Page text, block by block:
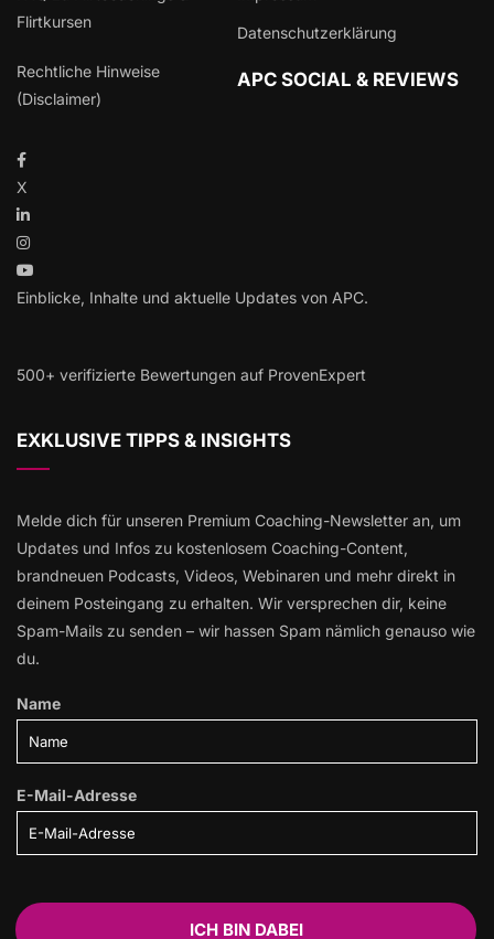
Flirtkursen
Datenschutzerklärung
Rechtliche Hinweise
(Disclaimer)
APC SOCIAL & REVIEWS
X
Einblicke, Inhalte und aktuelle Updates von APC.
500+ verifizierte Bewertungen auf ProvenExpert
EXKLUSIVE TIPPS & INSIGHTS
Melde dich für unseren Premium Coaching-Newsletter an, um
Updates und Infos zu kostenlosem Coaching-Content,
brandneuen Podcasts, Videos, Webinaren und mehr direkt in
deinem Posteingang zu erhalten. Wir versprechen dir, keine
Spam-Mails zu senden – wir hassen Spam nämlich genauso wie
du.
Name
E-Mail-Adresse